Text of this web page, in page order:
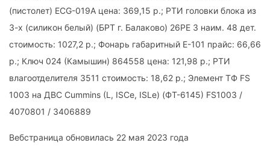
(пистолет) ECG-019A цена: 369,15 р.; РТИ головки блока из
3-х (силикон белый) (БРТ г. Балаково) 26РЕ 3 наим. 48 дет.
стоимость: 1027,2 р.; Фонарь габаритный Е-101 прайс: 66,66
р.; Ключ 024 (Камышин) 864558 цена: 121,98 р.; РТИ
влагоотделителя 3511 стоимость: 18,62 р.; Элемент ТФ FS
1003 на ДВС Cummins (L, ISCe, ISLe) (ФТ-6145) FS1003 /
4070801 / 3406889
Вебстраница обновилась 22 мая 2023 года